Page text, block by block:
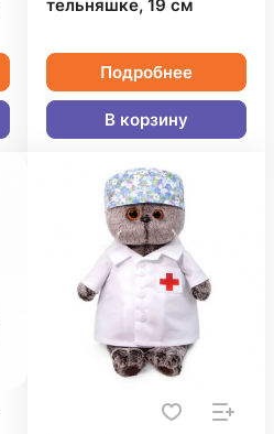
тельняшке, 19 см
Подробнее
В корзину